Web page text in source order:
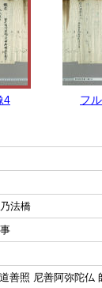
4 フ
法橋
善照 尼善阿弥陀仏